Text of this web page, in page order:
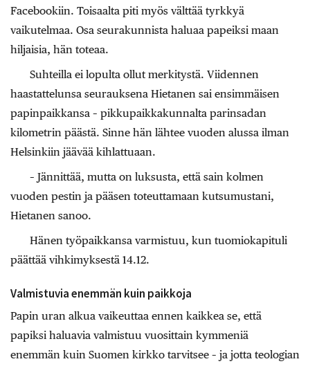
Facebookiin. Toisaalta piti myös välttää tyrkkyä
vaikutelmaa. Osa seurakunnista haluaa papeiksi maan
hiljaisia, hän toteaa.
Suhteilla ei lopulta ollut merkitystä. Viidennen
haastattelunsa seurauksena Hietanen sai ensimmäisen
papinpaikkansa – pikkupaikkakunnalta parinsadan
kilometrin päästä. Sinne hän lähtee vuoden alussa ilman
Helsinkiin jäävää kihlattuaan.
– Jännittää, mutta on luksusta, että sain kolmen
vuoden pestin ja pääsen toteuttamaan kutsumustani,
Hietanen sanoo.
Hänen työpaikkansa varmistuu, kun tuomiokapituli
päättää vihkimyksestä 14.12.
Valmistuvia enemmän kuin paikkoja
Papin uran alkua vaikeuttaa ennen kaikkea se, että
papiksi haluavia valmistuu vuosittain kymmeniä
enemmän kuin Suomen kirkko tarvitsee – ja jotta teologian